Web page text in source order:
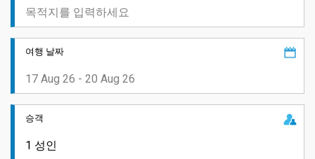
여행 날짜
승객